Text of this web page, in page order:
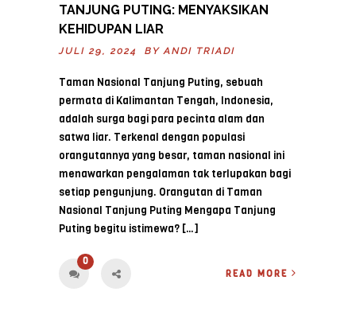
TANJUNG PUTING: MENYAKSIKAN
KEHIDUPAN LIAR
JULI 29, 2024 BYANDI TRIADI
Taman Nasional Tanjung Puting, sebuah
permata di Kalimantan Tengah, Indonesia,
adalah surga bagi para pecinta alam dan
satwa liar. Terkenal dengan populasi
orangutannya yang besar, taman nasional ini
menawarkan pengalaman tak terlupakan bagi
setiap pengunjung. Orangutan di Taman
Nasional Tanjung Puting Mengapa Tanjung
Puting begitu istimewa? […]
0
READ MORE